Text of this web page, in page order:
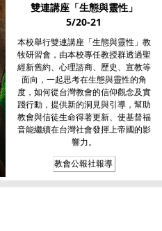
雙連講座「生態與靈性」
5/20-21
本校舉行雙連講座「生態與靈性」教
牧研習會，由本校專任教授群透過聖
經新舊約、心理諮商、歷史、宣教等
面向，一起思考在生態與靈性的角
度，如何從台灣教會的信仰觀念及實
踐行動，提供新的洞見與引導，幫助
教會與信徒生命得著更新、使基督福
音能繼續在台灣社會發揮上帝國的影
響力。
教會公報社報導